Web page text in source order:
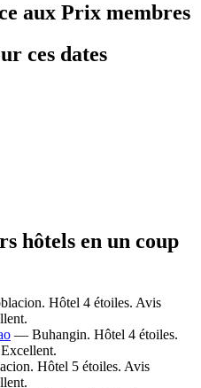
aux Prix membres
ces dates
hôtels en un coup
Hôtel 4 étoiles. Avis
— Buhangin. Hôtel 4 étoiles.
Hôtel 5 étoiles. Avis